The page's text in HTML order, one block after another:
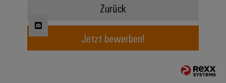
Windenergie
Effizienter
Assemblierungsservice
Zurück
Jetzt bewerben!